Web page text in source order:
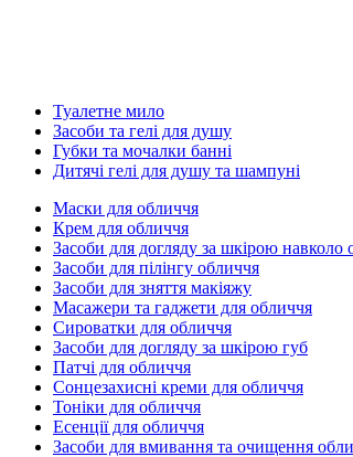
Туалетне мило
Засоби та гелі для душу
Губки та мочалки банні
Дитячі гелі для душу та шампуні
Маски для обличчя
Крем для обличчя
Засоби для догляду за шкірою навколо
Засоби для пілінгу обличчя
Засоби для зняття макіяжу
Масажери та гаджети для обличчя
Сироватки для обличчя
Засоби для догляду за шкірою губ
Патчі для обличчя
Сонцезахисні креми для обличчя
Тоніки для обличчя
Есенції для обличчя
Засоби для вмивання та очищення